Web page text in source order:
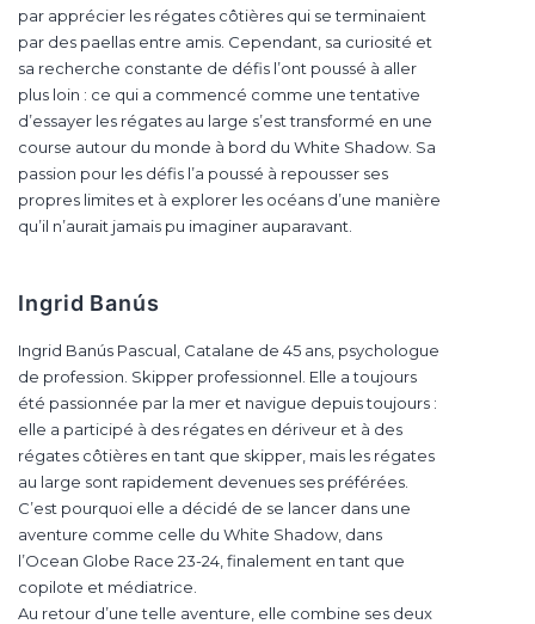
par apprécier les régates côtières qui se terminaient
par des paellas entre amis. Cependant, sa curiosité et
sa recherche constante de défis l’ont poussé à aller
plus loin : ce qui a commencé comme une tentative
d’essayer les régates au large s’est transformé en une
course autour du monde à bord du White Shadow. Sa
passion pour les défis l’a poussé à repousser ses
propres limites et à explorer les océans d’une manière
qu’il n’aurait jamais pu imaginer auparavant.
Ingrid Banús
Ingrid Banús Pascual, Catalane de 45 ans, psychologue
de profession. Skipper professionnel. Elle a toujours
été passionnée par la mer et navigue depuis toujours :
elle a participé à des régates en dériveur et à des
régates côtières en tant que skipper, mais les régates
au large sont rapidement devenues ses préférées.
C’est pourquoi elle a décidé de se lancer dans une
aventure comme celle du White Shadow, dans
l’Ocean Globe Race 23-24, finalement en tant que
copilote et médiatrice.
Au retour d’une telle aventure, elle combine ses deux